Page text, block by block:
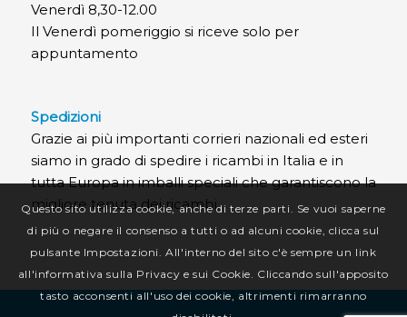
Venerdì 8,30-12.00
Il Venerdì pomeriggio si riceve solo per
appuntamento
Spedizioni
Grazie ai più importanti corrieri nazionali ed esteri
siamo in grado di spedire i ricambi in Italia e in
tutta Europa in imballi speciali che garantiscono la
migliore tenuta dei ricambi.
Questo sito utilizza cookie, anche di terze parti. Se vuoi saperne
di più o negare il consenso a tutti o ad alcuni cookie, clicca sul
pulsante Impostazioni. All'interno del sito c'è sempre un link
all'informativa sulla Privacy e sui Cookie. Cliccando sull'apposito
tasto acconsenti all'uso dei cookie, altrimenti rimarranno